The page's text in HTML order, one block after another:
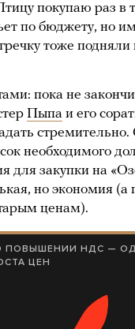
покупаю раз в
по бюджету, но
тоже подняли
пока не
Пыпа и его
стремительно.
необходимого
для закупки на
но экономия (а
ценам).
ПОВЫШЕНИИ НДС —
ЦЕН